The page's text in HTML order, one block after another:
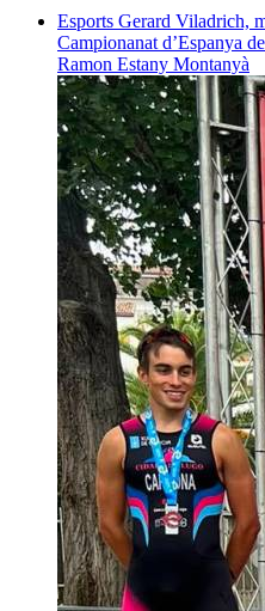
Esports Gerard Viladrich,
Campionanat d’Espanya
Ramon Estany Montanyà